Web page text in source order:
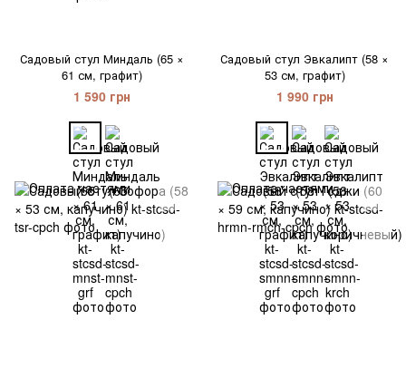
Садовый стул Миндаль (65 ×
61 см, графит)
1 590 грн
Садовый стул Эвкалипт (58 ×
53 см, графит)
1 990 грн